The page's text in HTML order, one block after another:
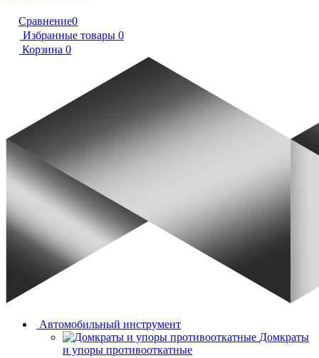
Сравнение0
Избранные товары 0
Корзина 0
Автомобильный инструмент
Домкраты
и упоры противооткатные